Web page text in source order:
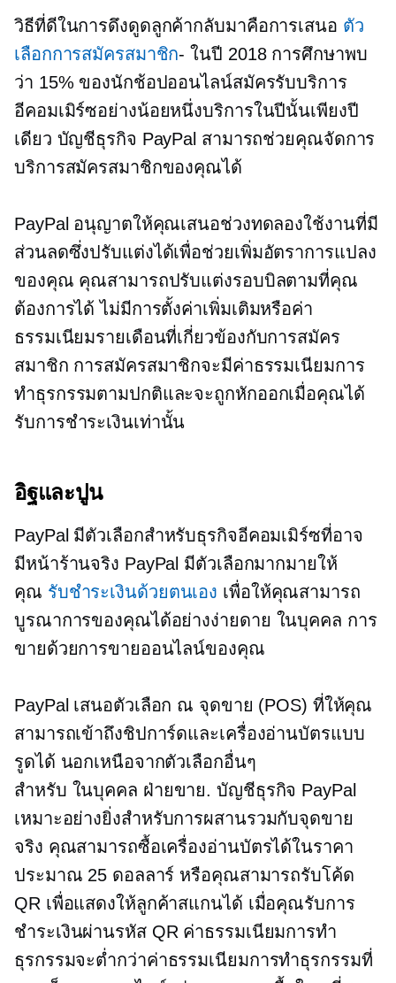
วิธีที่ดีในการดึงดูดลูกค้ากลับมาคือการเสนอ ตัว
เลือกการสมัครสมาชิก- ในปี 2018 การศึกษาพบ
ว่า 15% ของนักช้อปออนไลน์สมัครรับบริการ
อีคอมเมิร์ซอย่างน้อยหนึ่งบริการในปีนั้นเพียงปี
เดียว บัญชีธุรกิจ PayPal สามารถช่วยคุณจัดการ
บริการสมัครสมาชิกของคุณได้
PayPal อนุญาตให้คุณเสนอช่วงทดลองใช้งานที่มี
ส่วนลดซึ่งปรับแต่งได้เพื่อช่วยเพิ่มอัตราการแปลง
ของคุณ คุณสามารถปรับแต่งรอบบิลตามที่คุณ
ต้องการได้ ไม่มีการตั้งค่าเพิ่มเติมหรือค่า
ธรรมเนียมรายเดือนที่เกี่ยวข้องกับการสมัคร
สมาชิก การสมัครสมาชิกจะมีค่าธรรมเนียมการ
ทำธุรกรรมตามปกติและจะถูกหักออกเมื่อคุณได้
รับการชำระเงินเท่านั้น
อิฐและปูน
PayPal มีตัวเลือกสำหรับธุรกิจอีคอมเมิร์ซที่อาจ
มีหน้าร้านจริง PayPal มีตัวเลือกมากมายให้
คุณ รับชำระเงินด้วยตนเอง เพื่อให้คุณสามารถ
บูรณาการของคุณได้อย่างง่ายดาย ในบุคคล การ
ขายด้วยการขายออนไลน์ของคุณ
PayPal เสนอตัวเลือก ณ จุดขาย (POS) ที่ให้คุณ
สามารถเข้าถึงชิปการ์ดและเครื่องอ่านบัตรแบบ
รูดได้ นอกเหนือจากตัวเลือกอื่นๆ
สำหรับ ในบุคคล ฝ่ายขาย. บัญชีธุรกิจ PayPal
เหมาะอย่างยิ่งสำหรับการผสานรวมกับจุดขาย
จริง คุณสามารถซื้อเครื่องอ่านบัตรได้ในราคา
ประมาณ 25 ดอลลาร์ หรือคุณสามารถรับโค้ด
QR เพื่อแสดงให้ลูกค้าสแกนได้ เมื่อคุณรับการ
ชำระเงินผ่านรหัส QR ค่าธรรมเนียมการทำ
ธุรกรรมจะต่ำกว่าค่าธรรมเนียมการทำธุรกรรมที่